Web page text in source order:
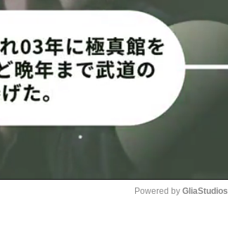
Powered by GliaStudios